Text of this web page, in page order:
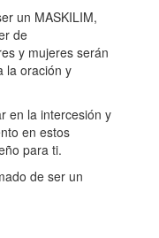
un MASKILIM,
de
y mujeres serán
la oración y
en la intercesión y
en estos
para ti.
de ser un